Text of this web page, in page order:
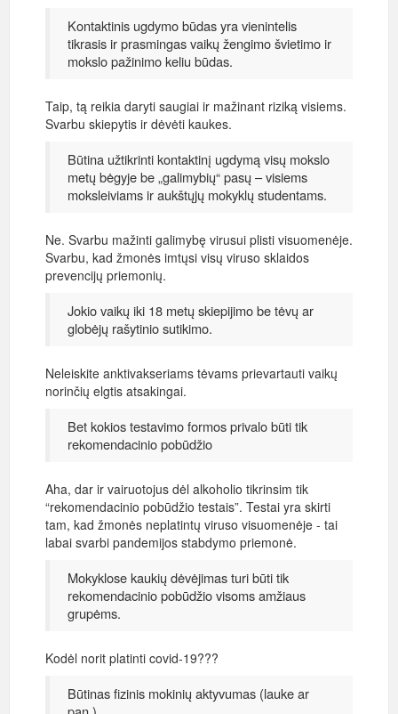
Kontaktinis ugdymo būdas yra vienintelis
tikrasis ir prasmingas vaikų žengimo švietimo ir
mokslo pažinimo keliu būdas.
Taip, tą reikia daryti saugiai ir mažinant riziką visiems.
Svarbu skiepytis ir dėvėti kaukes.
Būtina užtikrinti kontaktinį ugdymą visų mokslo
metų bėgyje be „galimybių“ pasų – visiems
moksleiviams ir aukštųjų mokyklų studentams.
Ne. Svarbu mažinti galimybę virusui plisti visuomenėje.
Svarbu, kad žmonės imtųsi visų viruso sklaidos
prevencijų priemonių.
Jokio vaikų iki 18 metų skiepijimo be tėvų ar
globėjų rašytinio sutikimo.
Neleiskite anktivakseriams tėvams prievartauti vaikų
norinčių elgtis atsakingai.
Bet kokios testavimo formos privalo būti tik
rekomendacinio pobūdžio
Aha, dar ir vairuotojus dėl alkoholio tikrinsim tik
“rekomendacinio pobūdžio testais”. Testai yra skirti
tam, kad žmonės neplatintų viruso visuomenėje - tai
labai svarbi pandemijos stabdymo priemonė.
Mokyklose kaukių dėvėjimas turi būti tik
rekomendacinio pobūdžio visoms amžiaus
grupėms.
Kodėl norit platinti covid-19???
Būtinas fizinis mokinių aktyvumas (lauke ar